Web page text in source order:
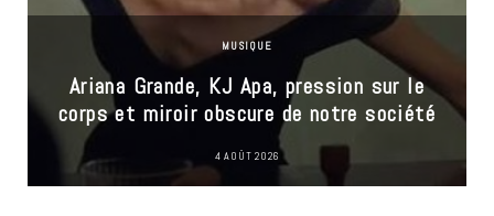
MUSIQUE
Ariana Grande, KJ Apa, pression sur le
corps et miroir obscure de notre société
4 AOÛT 2026